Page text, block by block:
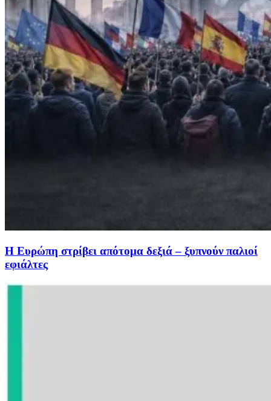
Η Ευρώπη στρίβει απότομα δεξιά – ξυπνούν παλιοί
εφιάλτες